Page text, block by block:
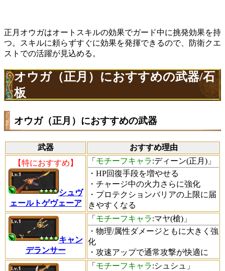
正月オウガはオートスキルの効果でガード中に挑発効果を持
つ。スキルに頼らずすぐに効果を発揮できるので、防衛クエ
ストでの活躍が見込める。
オウガ（正月）におすすめの武器/石
板
オウガ（正月）におすすめの武器
武器
おすすめ理由
【特におすすめ】
シュヴ
ェールトゲヴェーア
「 モチーフキャラ:ディーン(正月)」
・HP回復手段を増やせる
・チャージ中の火力さらに強化
・プロテクションバリアの上限に届
きやすくなる
キャン
デランサー
「 モチーフキャラ:マヤ(槍)」
・物理/属性ダメージともに大きく強
化
・攻速アップで通常攻撃が快適に
「 モチーフキャラ:シュシュ」